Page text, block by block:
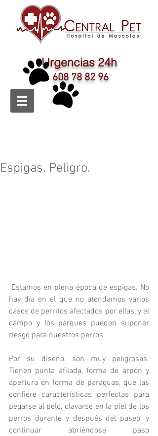
Urgencias 24h
608 78 82 96
Espigas. Peligro.
hay día en el que no atendamos varios
casos de perritos afectados por ellas, y el
campo y los parques pueden suponer
riesgo para nuestros perros.
Por su diseño, son muy peligrosas.
Tienen punta afilada, forma de arpón y
apertura en forma de paraguas, que las
confiere características perfectas para
pegarse al pelo, clavarse en la piel de los
perros durante y después del paseo, y
continuar abriéndose paso